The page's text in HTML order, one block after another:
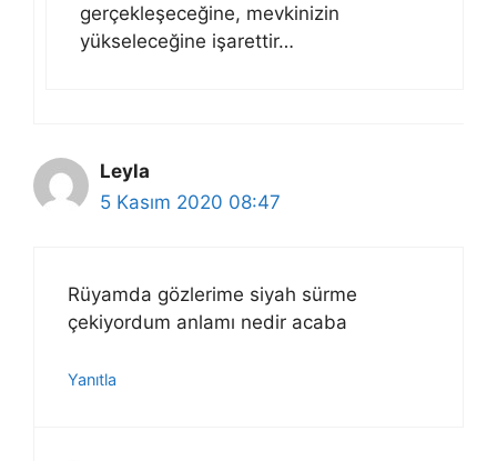
gerçekleşeceğine, mevkinizin
yükseleceğine işarettir…
Leyla
5 Kasım 2020 08:47
Rüyamda gözlerime siyah sürme
çekiyordum anlamı nedir acaba
Yanıtla